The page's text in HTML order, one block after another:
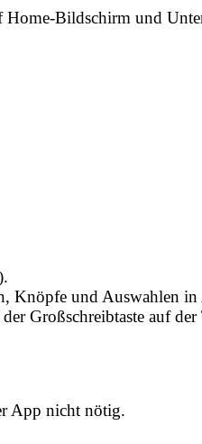
Home-Bildschirm und
Knöpfe und Auswahlen
Großschreibtaste auf
App nicht nötig.